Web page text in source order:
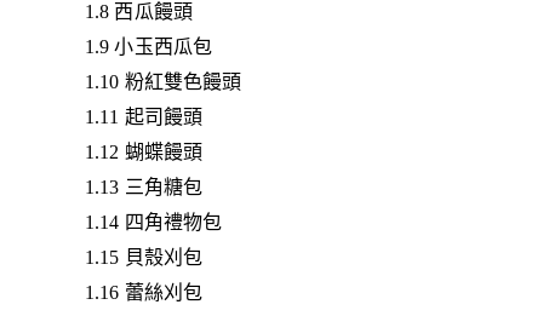
1.8 西瓜饅頭
1.9 小玉西瓜包
1.10 粉紅雙色饅頭
1.11 起司饅頭
1.12 蝴蝶饅頭
1.13 三角糖包
1.14 四角禮物包
1.15 貝殼刈包
1.16 蕾絲刈包